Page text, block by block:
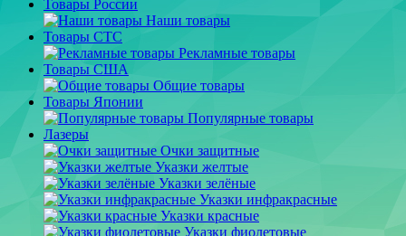
Товары России
Наши товары
Товары СТС
Рекламные товары
Товары США
Общие товары
Товары Японии
Популярные товары
Лазеры
Очки защитные
Указки желтые
Указки зелёные
Указки инфракрасные
Указки красные
Указки фиолетовые